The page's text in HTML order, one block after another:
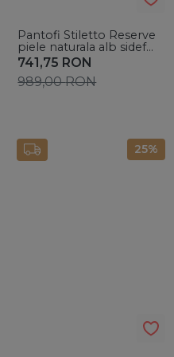
Pantofi Stiletto Reserve
piele naturala alb sidef
cald cu toc mic evazat
741,75 RON
989,00RON
25%